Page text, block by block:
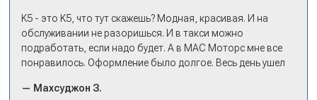
трейд-ин быстрый. Камри пригнал, сдал, Сонату
выбрали, оформили все, кредит, договор, страховку. На
все про все несколько дней: зайти узнать, приехать
оформляться, забрать машину на выдаче.
K5 - это K5, что тут скажешь? Модная, красивая. И на
обслуживании не разоришься. И в такси можно
подработать, если надо будет. А в МАС Моторс мне все
понравилось. Оформление было долгое. Весь день ушел
в документах порядок. И кредит дали без проблем. И
— Махсуджон З.